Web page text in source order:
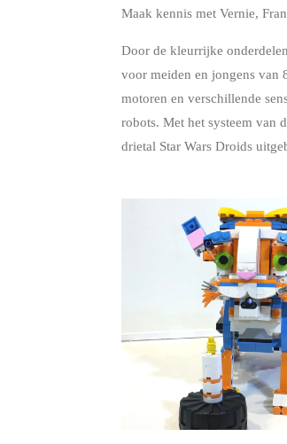
Maak kennis met Vernie,
Door de kleurrijke
voor meiden en jongens van
motoren en verschillende
robots. Met het systeem van
drietal Star Wars Droids